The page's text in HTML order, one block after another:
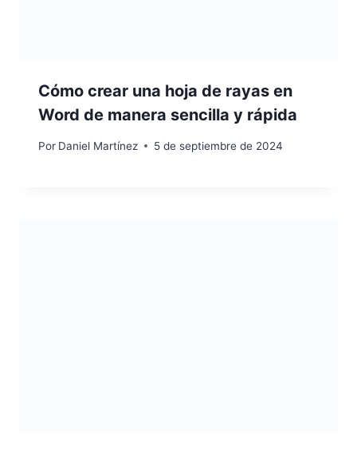
Cómo crear una hoja de rayas en
Word de manera sencilla y rápida
Por Daniel Martínez 5 de septiembre de 2024